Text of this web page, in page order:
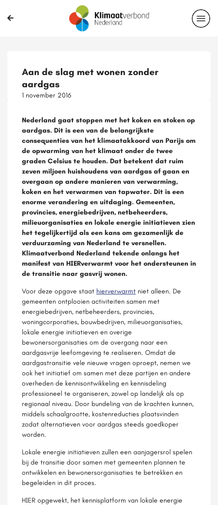
Aan de slag met wonen zonder
aardgas
1 november 2016
Nederland gaat stoppen met het koken en stoken op
aardgas. Dit is een van de belangrijkste
consequenties van het klimaatakkoord van Parijs om
de opwarming van het klimaat onder de twee
graden Celsius te houden. Dat betekent dat ruim
zeven miljoen huishoudens van aardgas af gaan en
overgaan op andere manieren van verwarming,
koken en het verwarmen van tapwater. Dit is een
enorme verandering en uitdaging. Gemeenten,
provincies, energiebedrijven, netbeheerders,
milieuorganisaties en lokale energie initiatieven zien
het tegelijkertijd als een kans om gezamenlijk de
verduurzaming van Nederland te versnellen.
Klimaatverbond Nederland tekende onlangs het
manifest van HIERverwarmt voor het ondersteunen in
de transitie naar gasvrij wonen.
Voor deze opgave staat hierverwarmt niet alleen. De
gemeenten ontplooien activiteiten samen met
energiebedrijven, netbeheerders, provincies,
woningcorporaties, bouwbedrijven, milieuorganisaties,
lokale energie initiatieven en overige
bewonersorganisaties om de overgang naar een
aardgasvrije leefomgeving te realiseren. Omdat de
aardgastransitie vele nieuwe vragen oproept, nemen we
ook het initiatief om samen met deze partijen en andere
overheden de kennisontwikkeling en kennisdeling
professioneel te organiseren, zowel op landelijk als op
regionaal niveau. Door bundeling van de krachten kunnen,
middels schaalgrootte, kostenreducties plaatsvinden
zodat alternatieven voor aardgas steeds goedkoper
worden.
Lokale energie initiatieven zullen een aanjagersrol spelen
bij de transitie door samen met gemeenten plannen te
ontwikkelen en bewonersorganisaties te betrekken en
begeleiden in dit proces.
HIER opgewekt, het kennisplatform van lokale energie